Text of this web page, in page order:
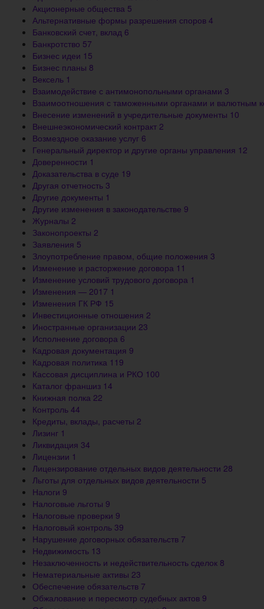
Акционерные общества 5
Альтернативные формы разрешения споров 4
Банковский счет, вклад 6
Банкротство 57
Бизнес идеи 15
Бизнес планы 8
Вексель 1
Взаимодействие с антимонопольными органами 3
Взаимоотношения с таможенными органами и валютным
Внесение изменений в учредительные документы 10
Внешнеэкономический контракт 2
Возмездное оказание услуг 6
Генеральный директор и другие органы управления 12
Доверенности 1
Доказательства в суде 19
Другая отчетность 3
Другие документы 1
Другие изменения в законодательстве 9
Журналы 2
Законопроекты 2
Заявления 5
Злоупотребление правом, общие положения 3
Изменение и расторжение договора 11
Изменение условий трудового договора 1
Изменения — 2017 1
Изменения ГК РФ 15
Инвестиционные отношения 2
Иностранные организации 23
Исполнение договора 6
Кадровая документация 9
Кадровая политика 119
Кассовая дисциплина и РКО 100
Каталог франшиз 14
Книжная полка 22
Контроль 44
Кредиты, вклады, расчеты 2
Лизинг 1
Ликвидация 34
Лицензии 1
Лицензирование отдельных видов деятельности 28
Льготы для отдельных видов деятельности 5
Налоги 9
Налоговые льготы 9
Налоговые проверки 9
Налоговый контроль 39
Нарушение договорных обязательств 7
Недвижимость 13
Незаключенность и недействительность сделок 8
Нематериальные активы 23
Обеспечение обязательств 7
Обжалование и пересмотр судебных актов 9